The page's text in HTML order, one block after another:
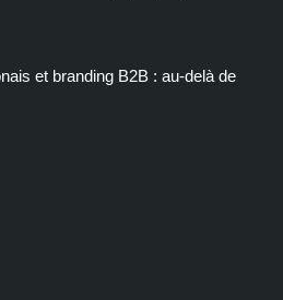
et branding B2B : au-delà de